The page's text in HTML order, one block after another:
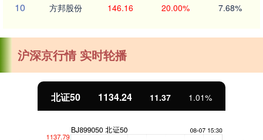
10 方邦股份 146.16 20.00% 7.68%
沪深京行情 实时轮播
北证50 1134.24 11.37 1.01%